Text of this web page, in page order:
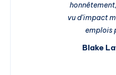
vu d’impact
emplois
Blake